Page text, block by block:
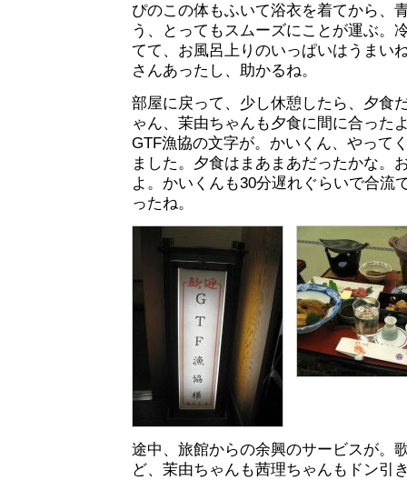
ぴのこの体もふいて浴衣を着てから、
う、とってもスムーズにことが運ぶ。
てて、お風呂上りのいっぱいはうまい
さんあったし、助かるね。
部屋に戻って、少し休憩したら、夕食
ゃん、茉由ちゃんも夕食に間に合った
GTF漁協の文字が。かいくん、やって
ました。夕食はまあまあだったかな。
よ。かいくんも30分遅れぐらいで合流
ったね。
途中、旅館からの余興のサービスが。
ど、茉由ちゃんも茜理ちゃんもドン引